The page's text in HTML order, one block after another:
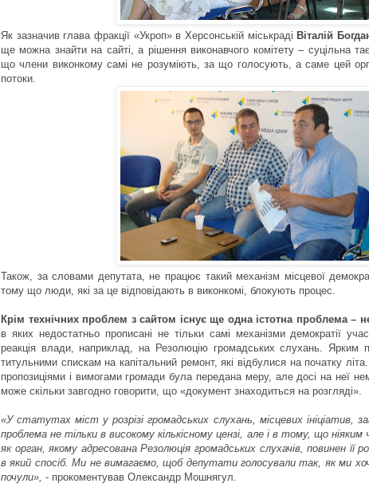
Як зазначив глава фракції «Укроп» в Херсонській міськраді Віталій
ще можна знайти на сайті, а рішення виконавчого комітету – суцільна
що члени виконкому самі не розуміють, за що голосують, а саме цей
потоки.
Також, за словами депутата, не працює такий механізм місцевої
тому що люди, які за це відповідають в виконкомі, блокують процес.
Крім технічних проблем з сайтом існує ще одна істотна проблема –
в яких недостатньо прописані не тільки самі механізми демократії
реакція влади, наприклад, на Резолюцію громадських слухань. Ярким
титульними спискам на капітальний ремонт, які відбулися на початку
пропозиціями і вимогами громади була передана меру, але досі на неї
може скільки завгодно говорити, що «документ знаходиться на розгляді».
«У статутах міст у розрізі громадських слухань, місцевих ініціатив,
проблема не тільки в високому кількісному цензі, але і в тому, що
як орган, якому адресована Резолюція громадських слухачів, повинен її
в який спосіб. Ми не вимагаємо, щоб депутати голосували так, як ми
почули», - прокоментував Олександр Мошнягул.